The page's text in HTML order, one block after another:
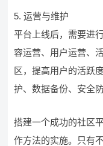
5. 运营与维护
平台上线后，需要进
容运营、用户运营、
区，提高用户的活跃
护、数据备份、安全
搭建一个成功的社区
作方法的实施。只有